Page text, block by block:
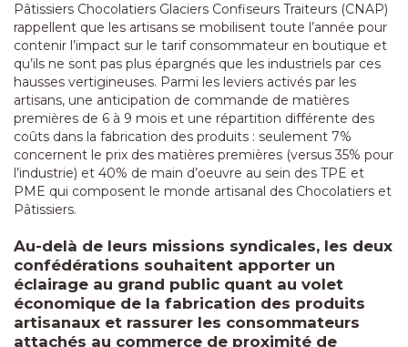
Pâtissiers Chocolatiers Glaciers Confiseurs Traiteurs (CNAP)
rappellent que les artisans se mobilisent toute l’année pour
contenir l’impact sur le tarif consommateur en boutique et
qu’ils ne sont pas plus épargnés que les industriels par ces
hausses vertigineuses. Parmi les leviers activés par les
artisans, une anticipation de commande de matières
premières de 6 à 9 mois et une répartition différente des
coûts dans la fabrication des produits : seulement 7%
concernent le prix des matières premières (versus 35% pour
l’industrie) et 40% de main d’oeuvre au sein des TPE et
PME qui composent le monde artisanal des Chocolatiers et
Pâtissiers.
Au-delà de leurs missions syndicales, les deux
confédérations souhaitent apporter un
éclairage au grand public quant au volet
économique de la fabrication des produits
artisanaux et rassurer les consommateurs
attachés au commerce de proximité de